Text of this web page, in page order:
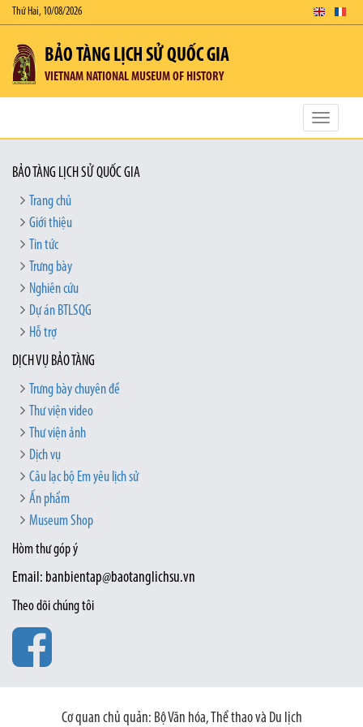
Thứ Hai, 10/08/2026
BẢO TÀNG LỊCH SỬ QUỐC GIA
VIETNAM NATIONAL MUSEUM OF HISTORY
Toggle
BẢO TÀNG LỊCH SỬ QUỐC GIA
Trang chủ
Giới thiệu
Tin tức
Trưng bày
Nghiên cứu
Dự án BTLSQG
Hỗ trợ
DỊCH VỤ BẢO TÀNG
Trưng bày chuyên đề
Thư viện video
Thư viện ảnh
Dịch vụ
Câu lạc bộ Em yêu lịch sử
Ấn phẩm
Museum Shop
Hòm thư góp ý
Email: banbientap@baotanglichsu.vn
Theo dõi chúng tôi
Cơ quan chủ quản: Bộ Văn hóa, Thể thao và Du lịch